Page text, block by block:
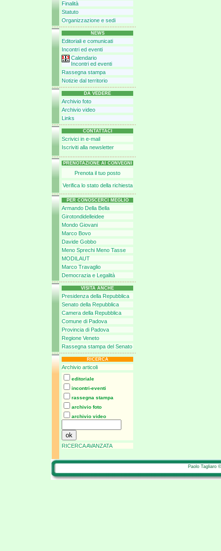
Finalità
Statuto
Organizzazione e sedi
NEWS
Editoriali e comunicati
Incontri ed eventi
Calendario
Incontri ed eventi
Rassegna stampa
Notizie dal territorio
DA VEDERE
Archivio foto
Archivio video
Links
CONTATTACI
Scrivici in e-mail
Iscriviti alla newsletter
PRENOTAZIONE AI CONVEGNI
Prenota il tuo posto
Verifica lo stato della richiesta
PER CONOSCERCI MEGLIO
Armando Della Bella
Girotondidelleidee
Mondo Giovani
Marco Bovo
Davide Gobbo
Meno Sprechi Meno Tasse
MODILAUT
Marco Travaglio
Democrazia e Legalità
VISITA ANCHE
Presidenza della Repubblica
Senato della Repubblica
Camera della Repubblica
Comune di Padova
Provincia di Padova
Regione Veneto
Rassegna stampa del Senato
RICERCA
Archivio articoli
editoriale
incontri-eventi
rassegna stampa
archivio foto
archivio video
RICERCA AVANZATA
Paolo Tagliaro ©